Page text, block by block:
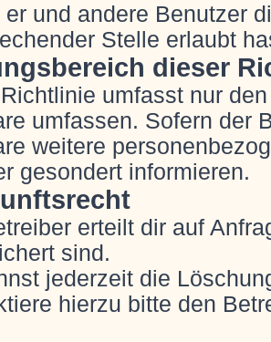
er und andere Benutzer
Stelle erlaubt
dieser
umfasst nur
umfassen. Sofern der
weitere
gesondert informieren.
erteilt dir auf
sind.
jederzeit die
hierzu bitte den